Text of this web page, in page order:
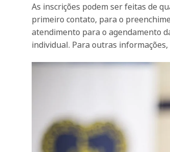
As inscrições podem ser feitas de
primeiro contato, para o
atendimento para o agendamento
individual. Para outras informações,